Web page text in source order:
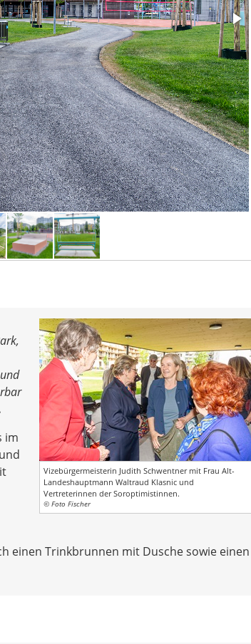
Vizebürgermeisterin Judith Schwentner mit Frau Alt-
Landeshauptmann Waltraud Klasnic und
Vertreterinnen der Soroptimistinnen.
© Foto Fischer
im
einen Trinkbrunnen mit Dusche sowie einen